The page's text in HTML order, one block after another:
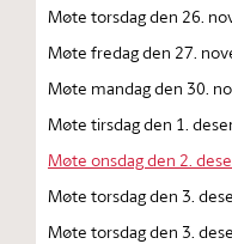
Møte torsdag den 26.
Møte fredag den 27.
Møte mandag den 30.
Møte tirsdag den 1.
Møte onsdag den 2.
Møte torsdag den 3.
Møte torsdag den 3.